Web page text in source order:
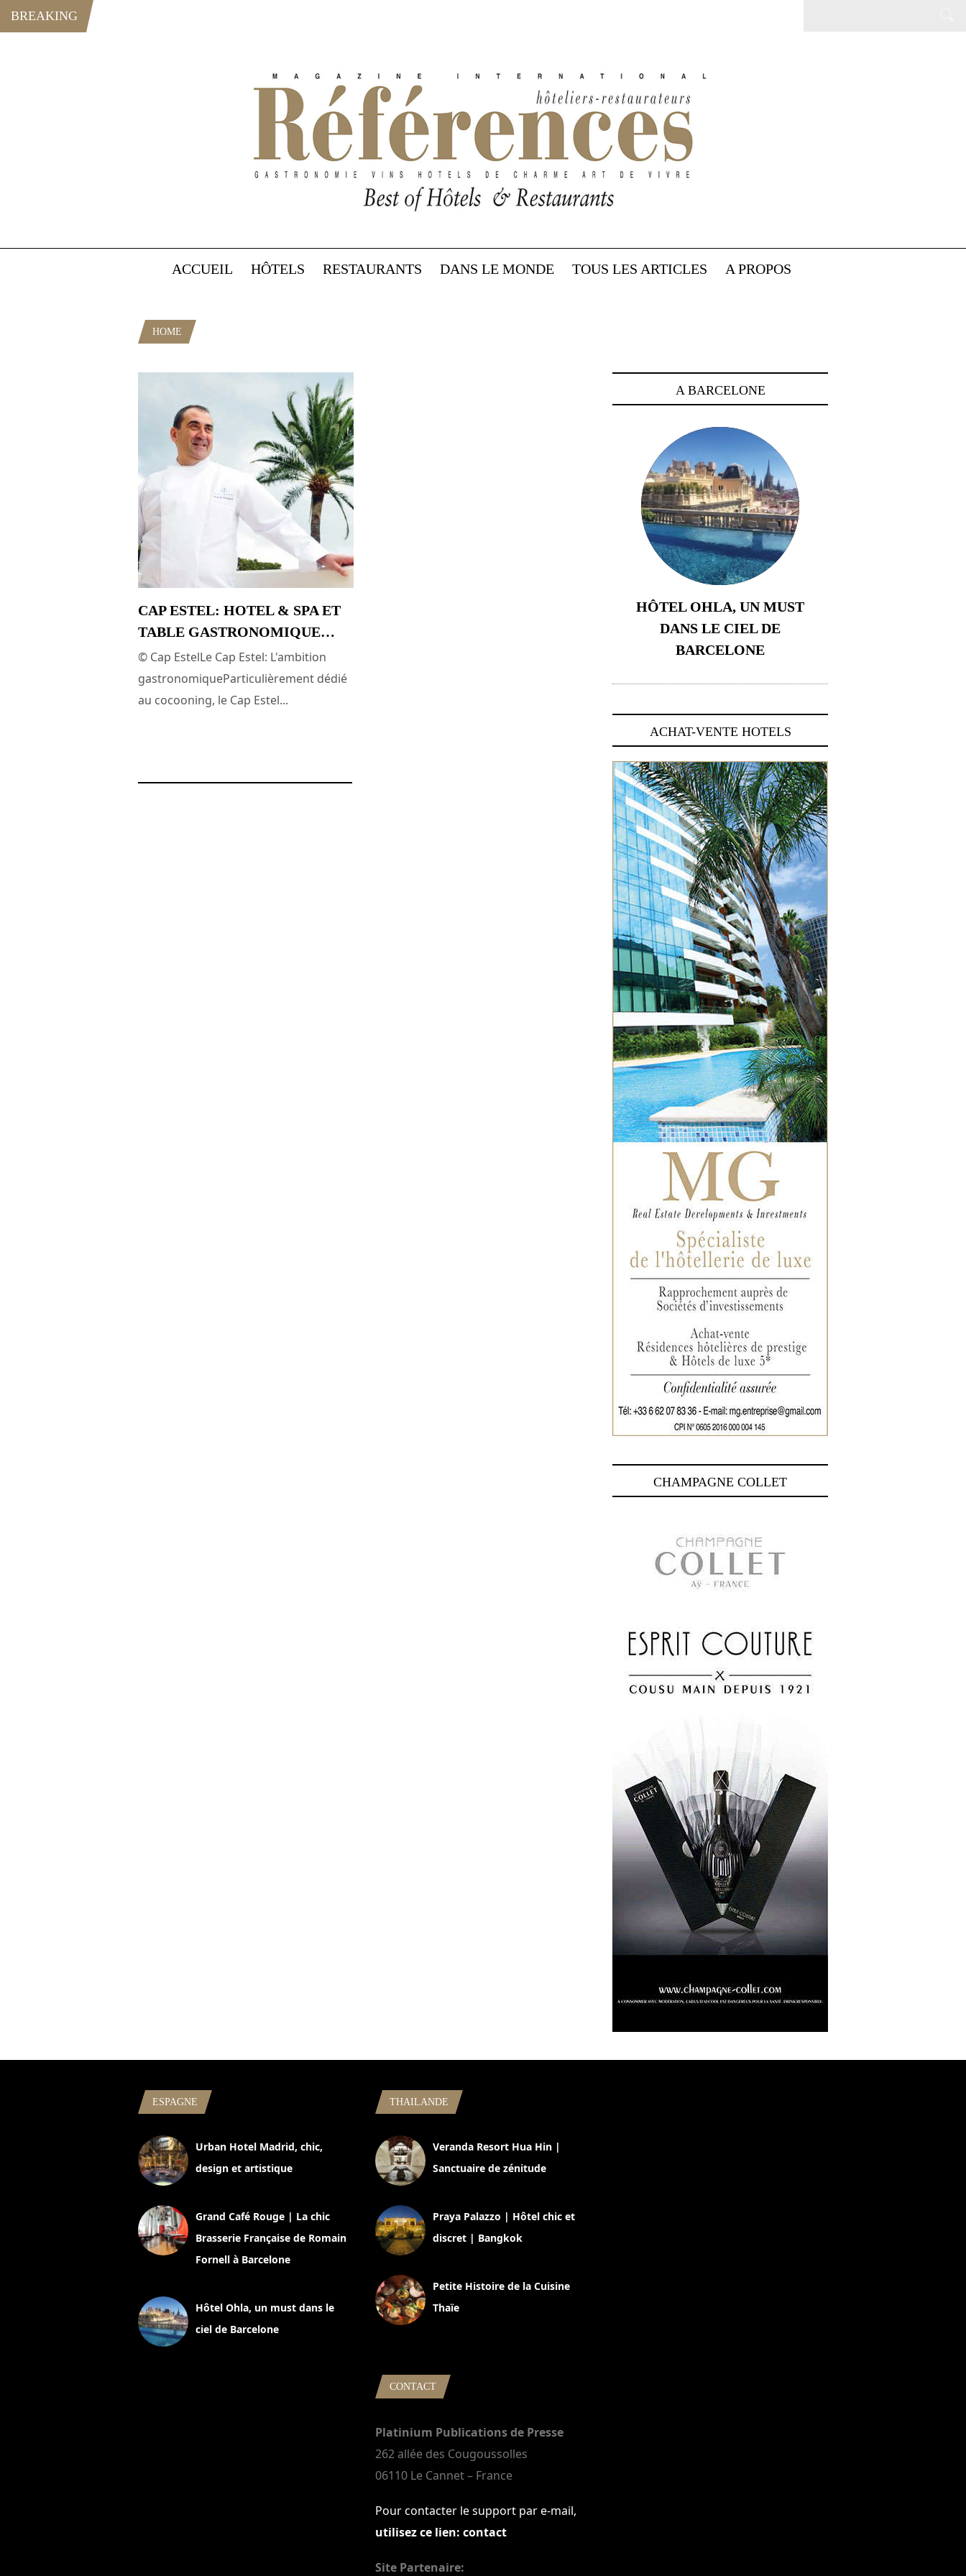
BREAKING
ACCUEIL HÔTELS RESTAURANTS DANS LE MONDE TOUS LES ARTICLES A PROPOS
HOME
CAP ESTEL: HOTEL & SPA ET
TABLE GASTRONOMIQUE…
© Cap EstelLe Cap Estel: L'ambition
gastronomiqueParticulièrement dédié
au cocooning, le Cap Estel...
A BARCELONE
HÔTEL OHLA, UN MUST
DANS LE CIEL DE
BARCELONE
ACHAT-VENTE HOTELS
CHAMPAGNE COLLET
ESPAGNE
Urban Hotel Madrid, chic,
design et artistique
Grand Café Rouge | La chic
Brasserie Française de Romain
Fornell à Barcelone
Hôtel Ohla, un must dans le
ciel de Barcelone
THAILANDE
Veranda Resort Hua Hin |
Sanctuaire de zénitude
Praya Palazzo | Hôtel chic et
discret | Bangkok
Petite Histoire de la Cuisine
Thaïe
CONTACT
Platinium Publications de Presse
262 allée des Cougoussolles
06110 Le Cannet – France
Pour contacter le support par e-mail,
utilisez ce lien: contact
Site Partenaire: